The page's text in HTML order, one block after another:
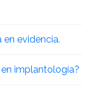
evidencia.
implantología?